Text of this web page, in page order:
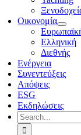
Οικονομία
Ελληνική
Διεθνής
Ενέργεια
Συνεντεύξεις
Απόψεις
ESG
Εκδηλώσεις
Search
for: